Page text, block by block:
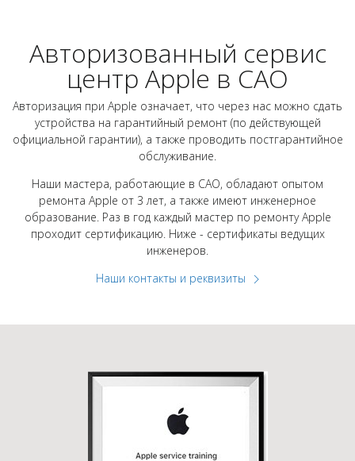
Авторизованный сервис
центр Apple в САО
Авторизация при Apple означает, что через нас можно сдать
устройства на гарантийный ремонт (по действующей
официальной гарантии), а также проводить постгарантийное
обслуживание.
Наши мастера, работающие в САО, обладают опытом
ремонта Apple от 3 лет, а также имеют инженерное
образование. Раз в год каждый мастер по ремонту Apple
проходит сертификацию. Ниже - сертификаты ведущих
инженеров.
Наши контакты и реквизиты